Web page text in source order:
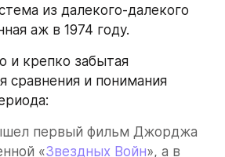
из далекого-далекого
аж в 1974 году.
и крепко забытая
сравнения и понимания
первый фильм Джорджа
«Звездных Войн», а в